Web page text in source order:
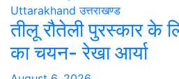
Uttarakhand उत्तराखण्ड
तीलू रौतेली पुरस्कार के
का चयन- रेखा आर्या